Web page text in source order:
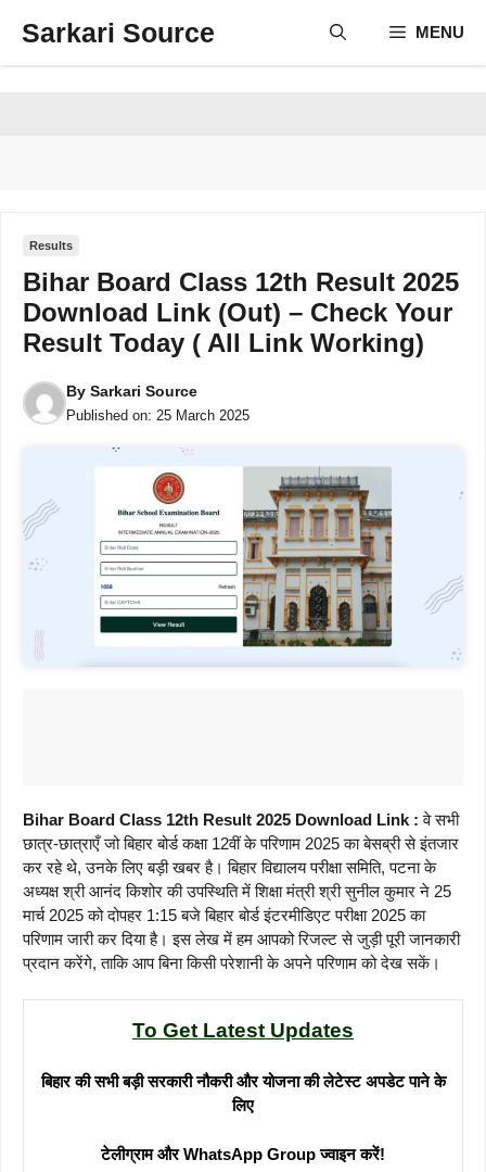
Sarkari Source MENU
Results
Bihar Board Class 12th Result 2025
Download Link (Out) – Check Your
Result Today ( All Link Working)
By Sarkari Source
Published on: 25 March 2025
Bihar Board Class 12th Result 2025 Download Link :वे सभी
छात्र-छात्राएँ जो बिहार बोर्ड कक्षा 12वीं के परिणाम 2025 का बेसब्री से इंतजार
कर रहे थे, उनके लिए बड़ी खबर है। बिहार विद्यालय परीक्षा समिति, पटना के
अध्यक्ष श्री आनंद किशोर की उपस्थिति में शिक्षा मंत्री श्री सुनील कुमार ने 25
मार्च 2025 को दोपहर 1:15 बजे बिहार बोर्ड इंटरमीडिएट परीक्षा 2025 का
परिणाम जारी कर दिया है। इस लेख में हम आपको रिजल्ट से जुड़ी पूरी जानकारी
प्रदान करेंगे, ताकि आप बिना किसी परेशानी के अपने परिणाम को देख सकें।
To Get Latest Updates
बिहार की सभी बड़ी सरकारी नौकरी और योजना की लेटेस्ट अपडेट पाने के
लिए
टेलीग्राम और WhatsApp Group ज्वाइन करें!